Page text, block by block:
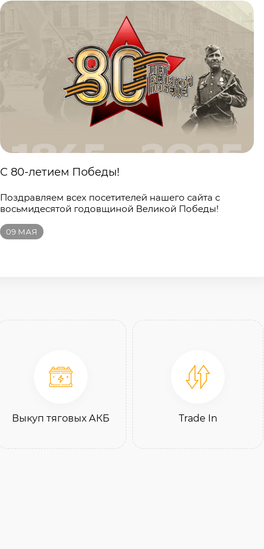
С 80-летием Победы!
Поздравляем всех посетителей нашего сайта с
восьмидесятой годовщиной Великой Победы!
09 МАЯ
Выкуп тяговых АКБ Trade In